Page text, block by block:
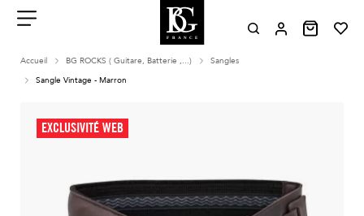
contenu
Accueil BG ROCKS ( Guitare, Batterie ,...)
Sangles
Sangle Vintage - Marron
EXCLUSIVITÉ WEB